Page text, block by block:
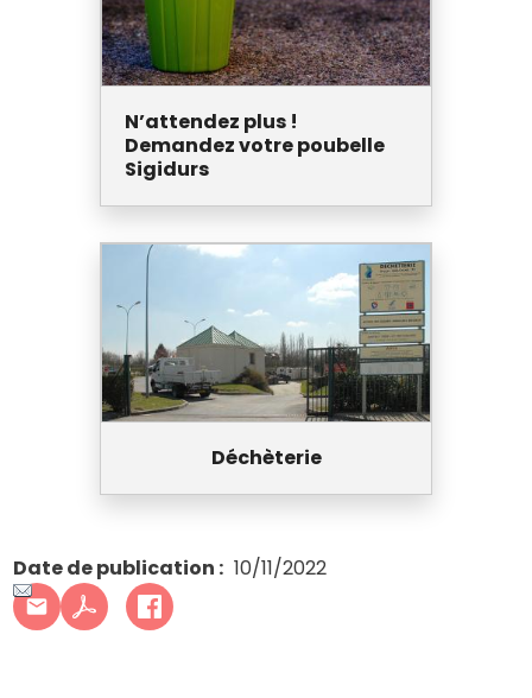
N’attendez plus !
Demandez votre poubelle
Sigidurs
Déchèterie
Date de publication 10/11/2022